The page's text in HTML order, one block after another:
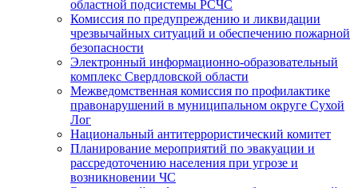
областной подсистемы РСЧС
Комиссия по предупреждению и ликвидации
чрезвычайных ситуаций и обеспечению пожарной
безопасности
Электронный информационно-образовательный
комплекс Cвердловской области
Межведомственная комиссия по профилактике
правонарушений в муниципальном округе Сухой
Лог
Национальный антитеррористический комитет
Планирование мероприятий по эвакуации и
рассредоточению населения при угрозе и
возникновении ЧС